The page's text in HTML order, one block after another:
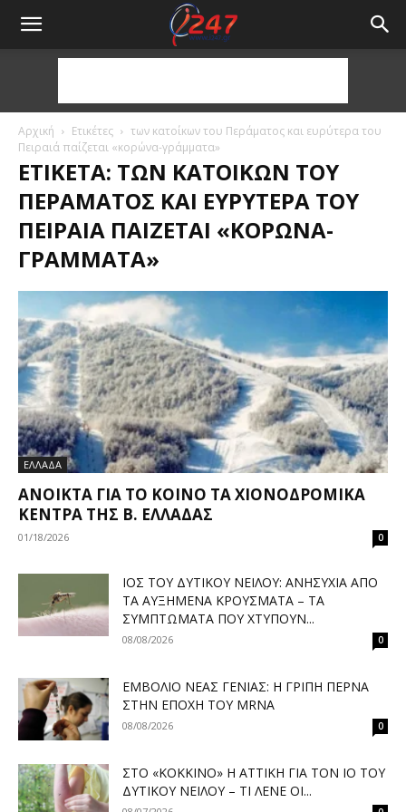
Αρχική Ετικέτες
των κατοίκων του Περάματος και ευρύτερα του
Πειραιά παίζεται «κορώνα-γράμματα»
ΕΤΙΚΈΤΑ: ΤΩΝ ΚΑΤΟΊΚΩΝ ΤΟΥ
ΠΕΡΆΜΑΤΟΣ ΚΑΙ ΕΥΡΎΤΕΡΑ ΤΟΥ
ΠΕΙΡΑΙΆ ΠΑΊΖΕΤΑΙ «ΚΟΡΏΝΑ-
ΓΡΆΜΜΑΤΑ»
ΕΛΛΑΔΑ
ΑΝΟΙΚΤΆ ΓΙΑ ΤΟ ΚΟΙΝΌ ΤΑ ΧΙΟΝΟΔΡΟΜΙΚΆ
ΚΈΝΤΡΑ ΤΗΣ Β. ΕΛΛΆΔΑΣ
01/18/2026 0
ΙΌΣ ΤΟΥ ΔΥΤΙΚΟΎ ΝΕΊΛΟΥ: ΑΝΗΣΥΧΊΑ ΑΠΌ
ΤΑ ΑΥΞΗΜΈΝΑ ΚΡΟΎΣΜΑΤΑ – ΤΑ
ΣΥΜΠΤΏΜΑΤΑ ΠΟΥ ΧΤΥΠΟΎΝ...
08/08/2026 0
ΕΜΒΌΛΙΟ ΝΈΑΣ ΓΕΝΙΆΣ: Η ΓΡΊΠΗ ΠΕΡΝΆ
ΣΤΗΝ ΕΠΟΧΉ ΤΟΥ MRNA
08/08/2026 0
ΣΤΟ «ΚΌΚΚΙΝΟ» Η ΑΤΤΙΚΉ ΓΙΑ ΤΟΝ ΙΌ ΤΟΥ
ΔΥΤΙΚΟΎ ΝΕΊΛΟΥ – ΤΙ ΛΈΝΕ ΟΙ...